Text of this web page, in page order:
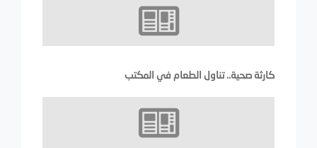
كارثة صحية.. تناول الطعام في المكتب